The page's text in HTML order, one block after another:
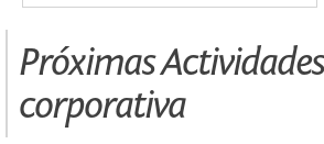
Próximas
corporativa